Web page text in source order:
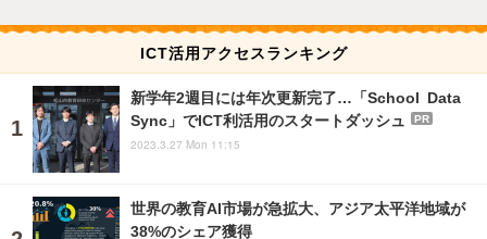
ICT活用アクセスランキング
新学年2週目には年次更新完了…「School Data
Sync」でICT利活用のスタートダッシュ
PR
2023.3.27 Mon 11:15
世界の教育AI市場が急拡大、アジア太平洋地域が
38%のシェア獲得